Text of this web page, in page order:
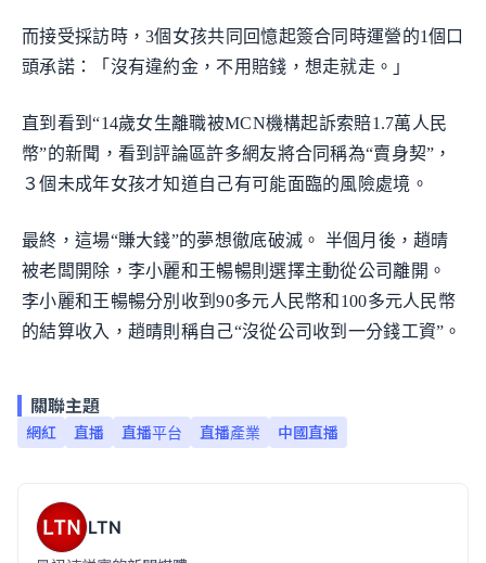
而接受採訪時，3個女孩共同回憶起簽合同時運營的1個口
頭承諾：「沒有違約金，不用賠錢，想走就走。」
直到看到“14歲女生離職被MCN機構起訴索賠1.7萬人民
幣”的新聞，看到評論區許多網友將合同稱為“賣身契”，
３個未成年女孩才知道自己有可能面臨的風險處境。
最終，這場“賺大錢”的夢想徹底破滅。 半個月後，趙晴
被老闆開除，李小麗和王暢暢則選擇主動從公司離開。
李小麗和王暢暢分別收到90多元人民幣和100多元人民幣
的結算收入，趙晴則稱自己“沒從公司收到一分錢工資”。
關聯主題
網紅 直播 直播平台 直播產業 中國直播
LTN